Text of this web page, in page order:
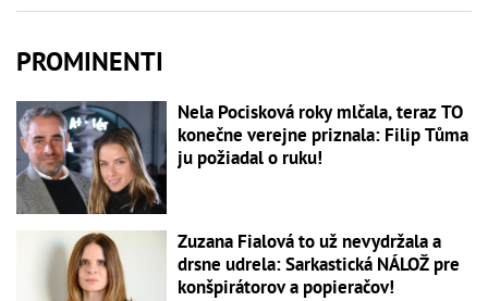
PROMINENTI
Nela Pocisková roky mlčala, teraz TO
konečne verejne priznala: Filip Tůma
ju požiadal o ruku!
Zuzana Fialová to už nevydržala a
drsne udrela: Sarkastická NÁLOŽ pre
konšpirátorov a popieračov!